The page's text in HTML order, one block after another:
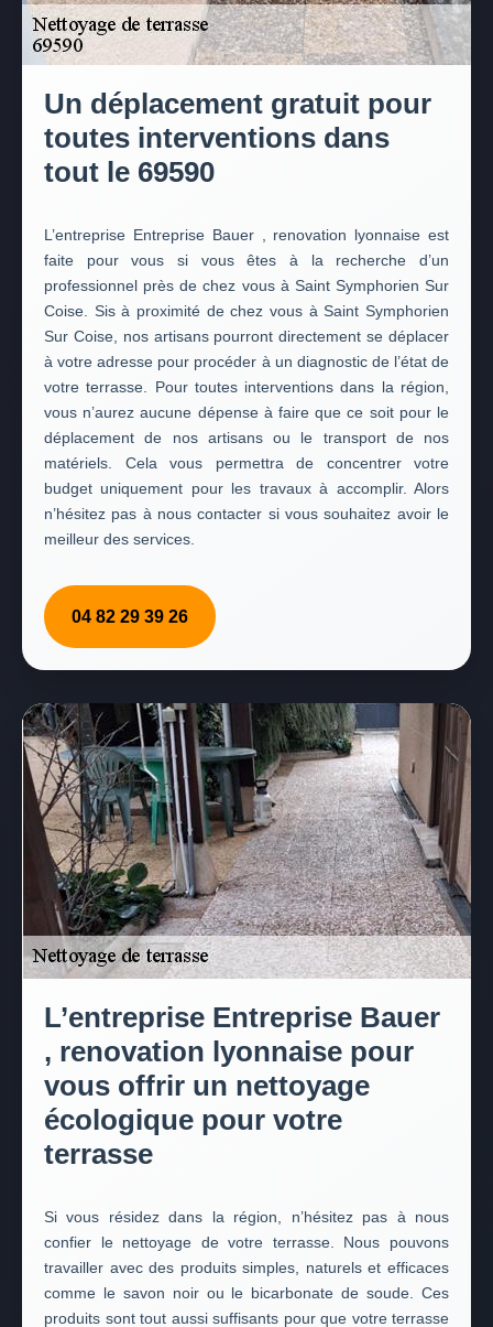
Un déplacement gratuit pour
toutes interventions dans
tout le 69590
L’entreprise Entreprise Bauer , renovation lyonnaise est
faite pour vous si vous êtes à la recherche d’un
professionnel près de chez vous à Saint Symphorien Sur
Coise. Sis à proximité de chez vous à Saint Symphorien
Sur Coise, nos artisans pourront directement se déplacer
à votre adresse pour procéder à un diagnostic de l’état de
votre terrasse. Pour toutes interventions dans la région,
vous n’aurez aucune dépense à faire que ce soit pour le
déplacement de nos artisans ou le transport de nos
matériels. Cela vous permettra de concentrer votre
budget uniquement pour les travaux à accomplir. Alors
n’hésitez pas à nous contacter si vous souhaitez avoir le
meilleur des services.
04 82 29 39 26
L’entreprise Entreprise Bauer
, renovation lyonnaise pour
vous offrir un nettoyage
écologique pour votre
terrasse
Si vous résidez dans la région, n’hésitez pas à nous
confier le nettoyage de votre terrasse. Nous pouvons
travailler avec des produits simples, naturels et efficaces
comme le savon noir ou le bicarbonate de soude. Ces
produits sont tout aussi suffisants pour que votre terrasse